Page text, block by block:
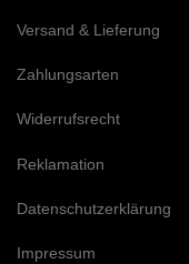
Versand & Lieferung
Zahlungsarten
Widerrufsrecht
Reklamation
Datenschutzerklärung
Impressum